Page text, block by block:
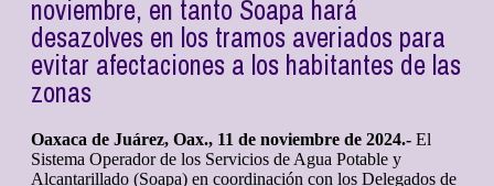
noviembre, en tanto Soapa hará
desazolves en los tramos averiados para
evitar afectaciones a los habitantes de las
zonas
Oaxaca de Juárez, Oax., 11 de noviembre de 2024.- El
Sistema Operador de los Servicios de Agua Potable y
Alcantarillado (Soapa) en coordinación con los Delegados de